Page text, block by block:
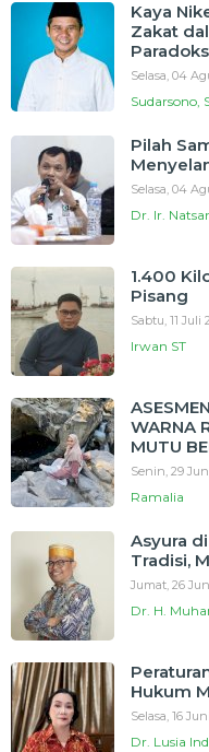
Kaya
Zakat
Selasa, 04
Sudarsono,
Pilah
Selasa, 04
Dr. Ir.
1.400
Pisang
Sabtu, 11 Juli
Irwan ST
WARNA
MUTU
Senin, 29
Ramalia
Asyura
Tradisi,
Jumat, 26
Dr. H.
Hukum
Selasa, 16
Dr. Lusia